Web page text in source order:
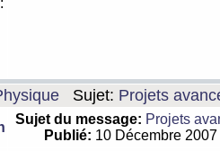
Sujet: Projets
Sujet du message: Projets
Publié: 10 Décembre